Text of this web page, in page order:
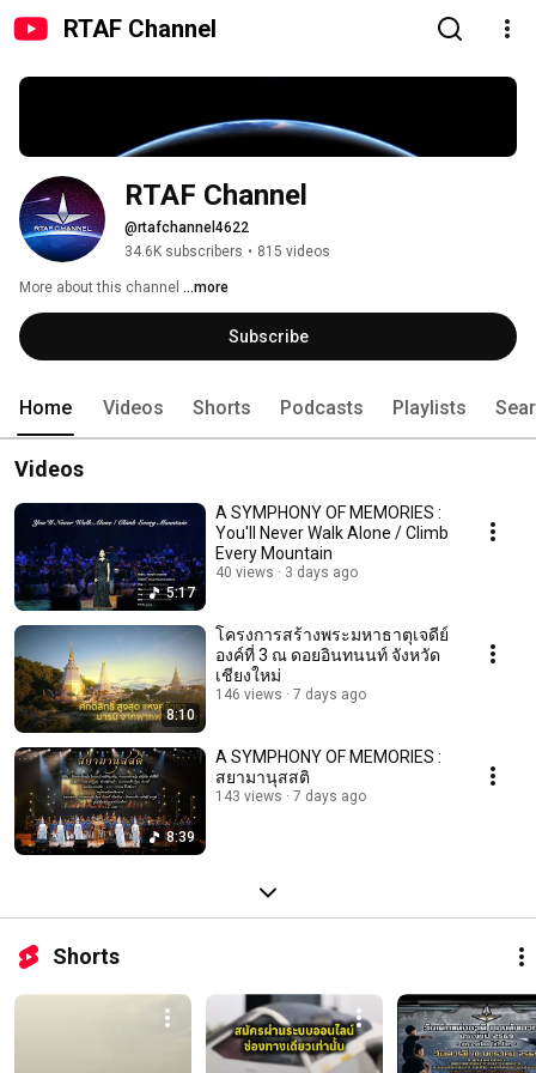
RTAF Channel
RTAF Channel
@rtafchannel4622
34.6K subscribers • 815 videos
More about this channel ...more
Subscribe
Home Videos Shorts Podcasts Playlists
Videos
5:17
A SYMPHONY OF MEMORIES :
You'll Never Walk Alone / Climb
Every Mountain
40 views 3 days ago
8:10
โครงการสร้างพระมหาธาตุเจดีย์
องค์ที่ 3 ณ ดอยอินทนนท์ จังหวัด
เชียงใหม่
146 views 7 days ago
8:39
A SYMPHONY OF MEMORIES :
สยามานุสสติ
143 views 7 days ago
Shorts